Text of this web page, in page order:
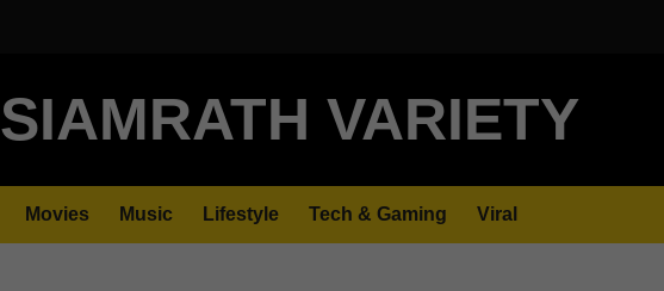
SIAMRATH VARIETY
Movies Music Lifestyle Tech & Gaming Viral